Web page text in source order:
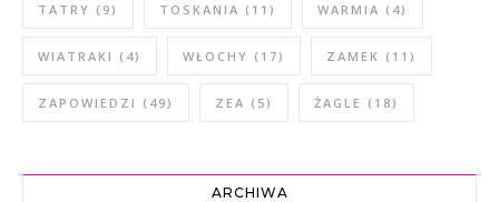
TATRY (9) TOSKANIA (11) WARMIA (4)
WIATRAKI (4) WŁOCHY (17) ZAMEK (11)
ZAPOWIEDZI (49) ZEA (5) ŻAGLE (18)
ARCHIWA